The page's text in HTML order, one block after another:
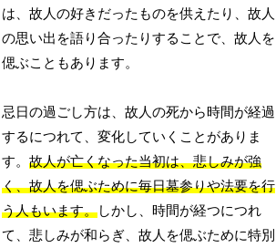
は、故人の好きだったものを供えたり、故人
の思い出を語り合ったりすることで、故人を
偲ぶこともあります。
忌日の過ごし方は、故人の死から時間が経過
するにつれて、変化していくことがありま
す。故人が亡くなった当初は、悲しみが強
く、故人を偲ぶために毎日墓参りや法要を行
う人もいます。しかし、時間が経つにつれ
て、悲しみが和らぎ、故人を偲ぶために特別